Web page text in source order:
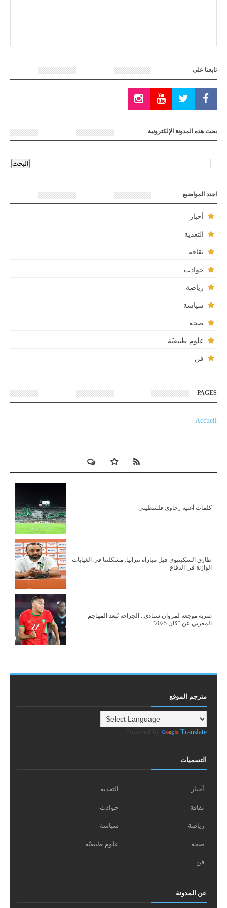
تابعنا على
بحث هذه المدونة الإلكترونية
اجدد المواضيع
أخبار
التغدية
ثقافة
حوادث
رياضة
سياسة
صحة
علوم طبيعيّة
فن
PAGES
Accueil
كلمات أغنية رجاوي فلسطيني
طارق السكيتيوي قبل مباراة تنزانيا: مشكلتنا في الغيابات
الوازنة في الدفاع
ضربة موجعة لمروان سنادي.. الجراحة تُبعد المهاجم
المغربي عن “كان 2025”
مترجم الموقع
Translate
التسميات
أخبار التغدية
ثقافة حوادث
رياضة سياسة
صحة علوم طبيعيّة
فن
عن المدونة